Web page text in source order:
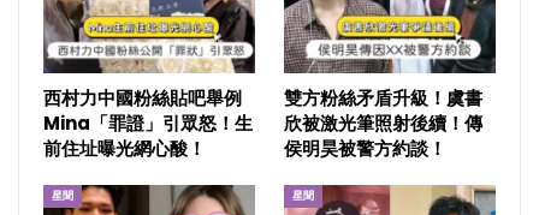
西村力中國粉絲貼吧舉例
Mina「罪證」引眾怒！生
前住址曝光網心酸！
雙方粉絲矛盾升級！虞書
欣被激光筆照射後續！傳
侯明昊被警方約談！
星聞 星聞